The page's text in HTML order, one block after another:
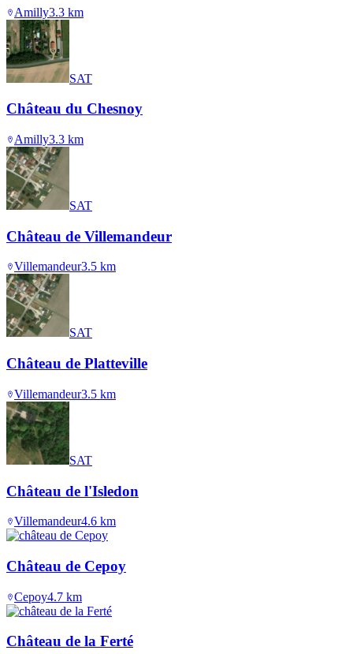
Amilly3.3 km
SAT
Château du Chesnoy
Amilly3.3 km
SAT
Château de Villemandeur
Villemandeur3.5 km
SAT
Château de Platteville
Villemandeur3.5 km
SAT
Château de l'Isledon
Villemandeur4.6 km
Château de Cepoy
Cepoy4.7 km
Château de la Ferté